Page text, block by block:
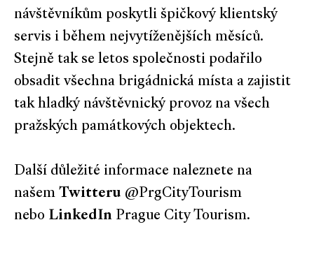
návštěvníkům poskytli špičkový klientský
servis i během nejvytíženějších měsíců.
Stejně tak se letos společnosti podařilo
obsadit všechna brigádnická místa a zajistit
tak hladký návštěvnický provoz na všech
pražských památkových objektech.
Další důležité informace naleznete na
našem Twitteru @PrgCityTourism
nebo LinkedIn Prague City Tourism.